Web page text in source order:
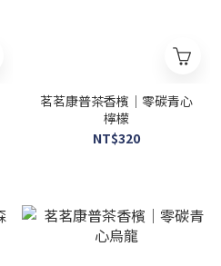
茗茗康普茶香檳｜零碳青心
檸檬
NT$320